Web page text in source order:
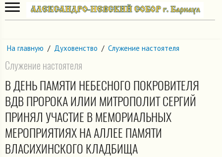
На главную / Духовенство / Служение настоятеля
Служение настоятеля
В ДЕНЬ ПАМЯТИ НЕБЕСНОГО ПОКРОВИТЕЛЯ
ВДВ ПРОРОКА ИЛИИ МИТРОПОЛИТ СЕРГИЙ
ПРИНЯЛ УЧАСТИЕ В МЕМОРИАЛЬНЫХ
МЕРОПРИЯТИЯХ НА АЛЛЕЕ ПАМЯТИ
ВЛАСИХИНСКОГО КЛАДБИЩА